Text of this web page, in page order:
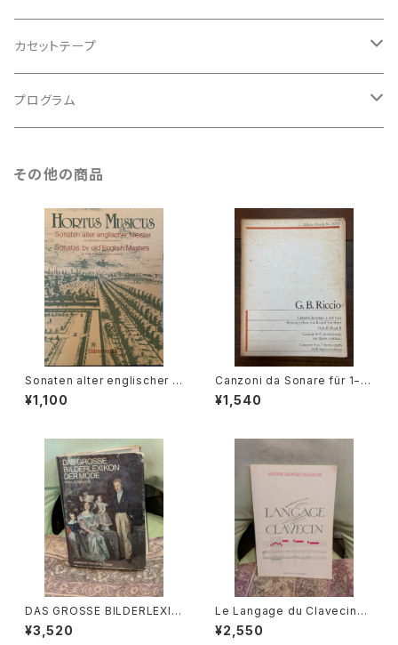
バロック
ルネサンス
古楽
古楽以外
カセットテープ
古楽
プログラム
古楽以外
その他の商品
Sonaten alter englischer M
eister Ⅲ【編著：MICHAEL SC
HNEIDER】出版社：BÄRENREI
¥1,100
Canzoni da Sonare für 1−4
stimmen und Basso Contin
uo 4−7【著者：GIOVANNI BA
¥1,540
DAS GROSSE BILDERLEXIK
ON DER MODE【著者：Ludmil
a Kybalová, Olga Herbeno
¥3,520
Le Langage du Clavecin
【著者：ANTOINE GEOFFROY
DECHAUME】出版社：EDITIO
¥2,550